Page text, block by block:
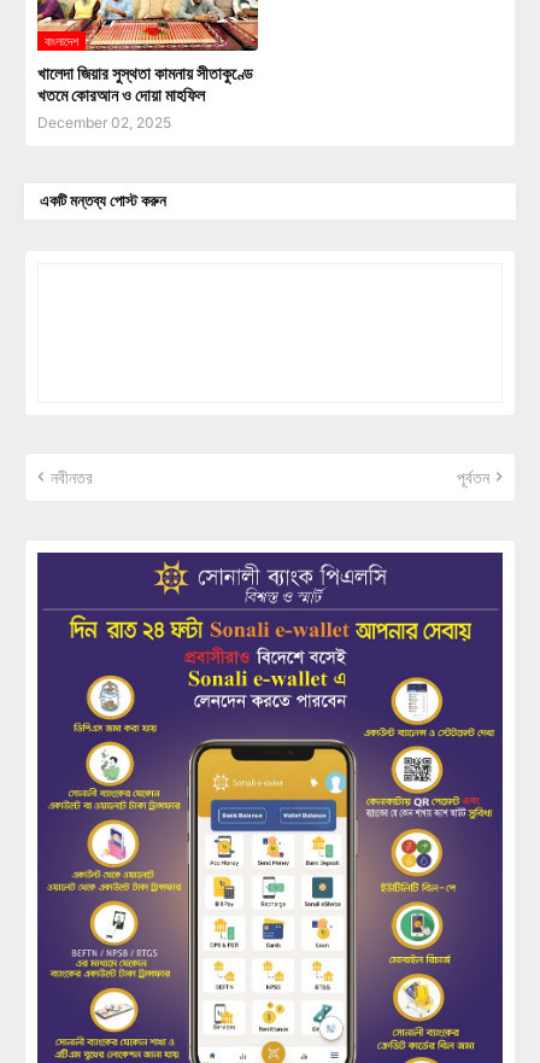
বাংলাদেশ
খালেদা জিয়ার সুস্থতা কামনায় সীতাকুণ্ডে
খতমে কোরআন ও দোয়া মাহফিল
December 02, 2025
একটি মন্তব্য পোস্ট করুন
নবীনতর পূর্বতন